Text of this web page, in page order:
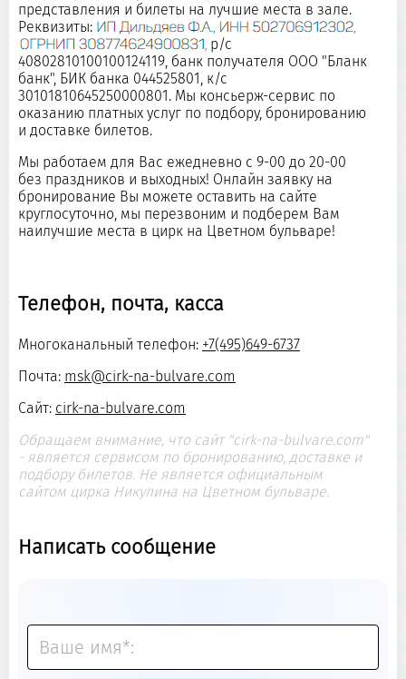
представления и билеты на лучшие места в зале.
Реквизиты:
р/с
40802810100100124119, банк получателя ООО "Бланк
банк", БИК банка 044525801, к/с
30101810645250000801. Мы консьерж-сервис по
оказанию платных услуг по подбору, бронированию
и доставке билетов.
Мы работаем для Вас ежедневно с 9-00 до 20-00
без праздников и выходных! Онлайн заявку на
бронирование Вы можете оставить на сайте
круглосуточно, мы перезвоним и подберем Вам
наилучшие места в цирк на Цветном бульваре!
Телефон, почта, касса
Многоканальный телефон: +7(495)649-6737
Почта: msk@cirk-na-bulvare.com
Сайт: cirk-na-bulvare.com
Обращаем внимание, что сайт "cirk-na-bulvare.com"
- является сервисом по бронированию, доставке и
подбору билетов. Не является официальным
сайтом цирка Никулина на Цветном бульваре.
Написать сообщение
Ваше имя*: